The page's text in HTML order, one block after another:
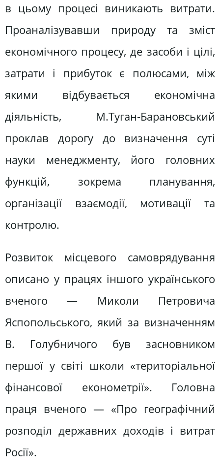
в цьому процесі виникають витрати.
Проаналізувавши природу та зміст
економічного процесу, де засоби і цілі,
затрати і прибуток є полюсами, між
якими відбувається економічна
діяльність, М.Туган-Барановський
проклав дорогу до визначення суті
науки менеджменту, його головних
функцій, зокрема планування,
організації взаємодії, мотивації та
контролю.
Розвиток місцевого самоврядування
описано у працях іншого українського
вченого — Миколи Петровича
Яспопольського, який за визначенням
В. Голубничого був засновником
першої у світі школи «територіальної
фінансової економетрії». Головна
праця вченого — «Про географічний
розподіл державних доходів і витрат
Росії».